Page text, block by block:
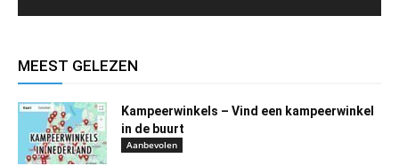
MEEST GELEZEN
Kampeerwinkels – Vind een kampeerwinkel
in de buurt
Aanbevolen